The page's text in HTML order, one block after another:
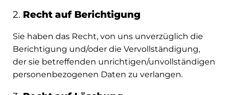
2. Recht auf Berichtigung
Sie haben das Recht, von uns unverzüglich die
Berichtigung und/oder die Vervollständigung,
der sie betreffenden unrichtigen/unvollständigen
personenbezogenen Daten zu verlangen.